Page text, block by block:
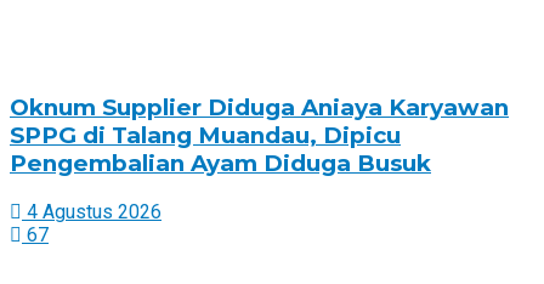
Oknum Supplier Diduga Aniaya Karyawan
SPPG di Talang Muandau, Dipicu
Pengembalian Ayam Diduga Busuk
4 Agustus 2026
67